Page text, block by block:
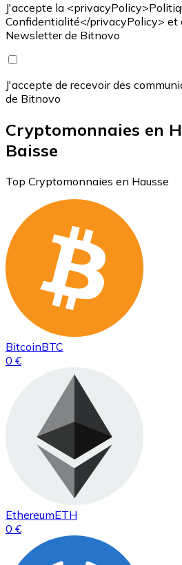
J'accepte la
Confidentialité</privacyPolicy> et
Newsletter de Bitnovo
J'accepte de recevoir des
de Bitnovo
Cryptomonnaies en
Baisse
Top Cryptomonnaies en Hausse
BitcoinBTC
0 €
EthereumETH
0 €